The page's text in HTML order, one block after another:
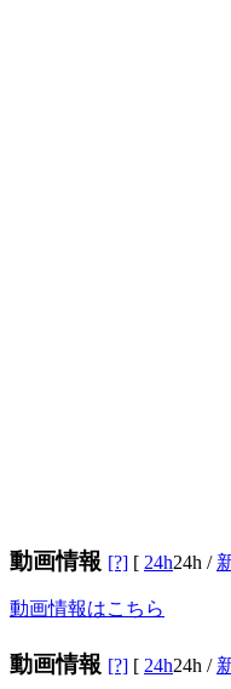
動画情報 [?] [ 24h24h /
動画情報はこちら
動画情報 [?] [ 24h24h /